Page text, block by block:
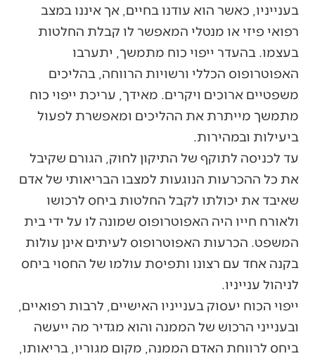
בענייניו, כאשר הוא עודנו בחיים, אך איננו במצב
רפואי פיזי או מנטלי המאפשר לו קבלת החלטות
בעצמו. בהעדר ייפוי כוח מתמשך, יתערבו
האפוטרופוס הכללי ורשויות הרווחה, בהליכים
משפטיים ארוכים ויקרים. מאידך, עריכת ייפוי כוח
מתמשך מייתרת את ההליכים ומאפשרת לפעול
ביעילות ובמהירות.
עד לכניסה לתוקף של התיקון לחוק, הגורם שקיבל
את כל ההכרעות הנוגעות למצבו הבריאותי של אדם
שאיבד את יכולתו לקבל החלטות ביחס לרכושו
ולאורח חייו היה האפוטרופוס שמונה לו על ידי בית
המשפט. הכרעות האפוטרופוס לעיתים אינן עולות
בקנה אחד עם רצונו ותפיסת עולמו של החסוי ביחס
לניהול ענייניו.
ייפוי הכוח יעסוק בענייניו האישיים, לרבות רפואיים,
ובענייני הרכוש של הממנה והוא מגדיר מה ייעשה
ביחס לרווחת האדם הממנה, מקום מגוריו, בריאותו,